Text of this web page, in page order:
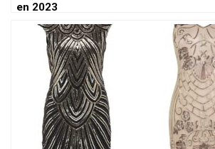
en 2023